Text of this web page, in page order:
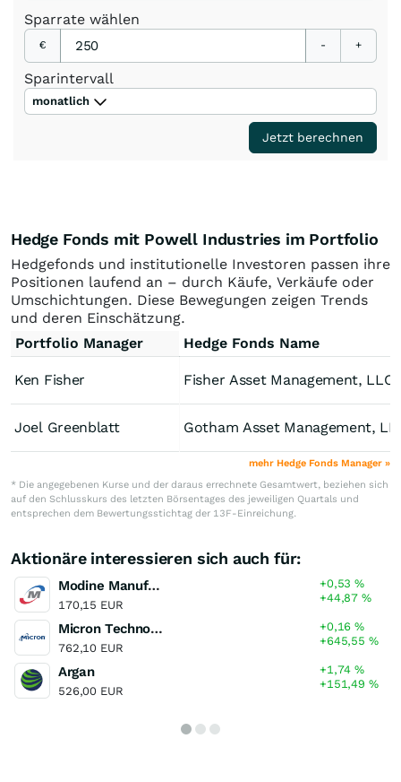
Sparrate wählen
€ - +
Sparintervall
monatlich
Jetzt berechnen
Hedge Fonds mit Powell Industries im Portfolio
Hedgefonds und institutionelle Investoren passen ihre
Positionen laufend an – durch Käufe, Verkäufe oder
Umschichtungen. Diese Bewegungen zeigen Trends
und deren Einschätzung.
Portfolio Manager
Hedge Fonds Name
Ken Fisher Fisher Asset Management, LLC
Joel Greenblatt Gotham Asset Management,
mehr Hedge Fonds Manager »
* Die angegebenen Kurse und der daraus errechnete Gesamtwert, beziehen sich
auf den Schlusskurs des letzten Börsentages des jeweiligen Quartals und
entsprechen dem Bewertungsstichtag der 13F-Einreichung.
Aktionäre interessieren sich auch für:
Modine Manufacturing
170,15 EUR
+0,53%
+44,87%
Micron Technology
762,10 EUR
+0,16%
+645,55 %
Argan
526,00 EUR
+1,74%
+151,49 %